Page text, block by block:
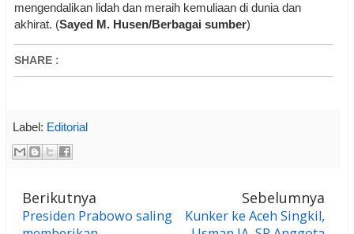
mengendalikan lidah dan meraih kemuliaan di dunia dan
akhirat. (Sayed M. Husen/Berbagai sumber)
SHARE :
Label: Editorial
Berikutnya
Presiden Prabowo saling
Sebelumnya
Kunker ke Aceh Singkil,